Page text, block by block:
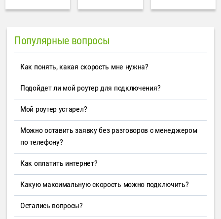
Популярные вопросы
Как понять, какая скорость мне нужна?
Подойдет ли мой роутер для подключения?
Мой роутер устарел?
Можно оставить заявку без разговоров с менеджером
по телефону?
Как оплатить интернет?
Какую максимальную скорость можно подключить?
Остались вопросы?